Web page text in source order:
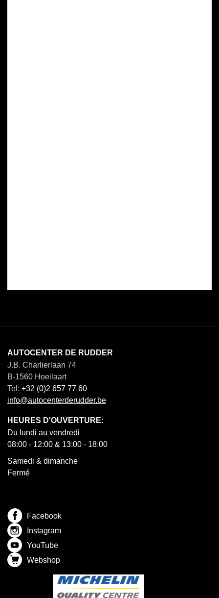
AUTOCENTER DE RUDDER
J.B. Charlierlaan 74
B-1560 Hoeilaart
Tel: +32 (0)2 657 77 60
info@autocenterderudder.be
HEURES D'OUVERTURE:
Du lundi au vendredi
08:00 - 12:00 & 13:00 - 18:00
Samedi & dimanche
Fermé
Facebook
Instagram
YouTube
Webshop